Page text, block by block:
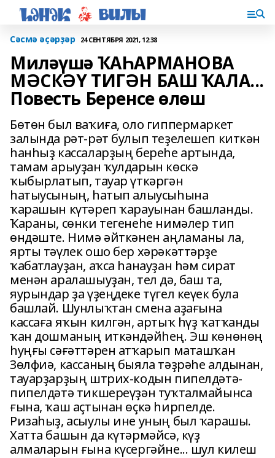
Сәсмә әҫәрҙәр 24 СЕНТЯБРЯ 2021, 12:38
Миләүшә ҠАҺАРМАНОВА
МӘСКӘҮ ТИГӘН БАШ ҠАЛА...
Повесть Беренсе өлөш
Бөтөн был ваҡиға, оло гиппермаркет
залында рәт-рәт булып теҙелешеп киткән
һанһыҙ кассаларҙың береһе артында,
тамам арыуҙан ҡулдарын көскә
ҡыбырлатып, тауар үткәргән
һатыусының, һатып алыусыһына
ҡарашын күтәреп ҡарауынан башланды.
Ҡараны, сөнки тегенеһе нимәлер тип
өндәште. Нимә әйткәнен аңламаны ла,
ярты тәүлек ошо бер хәрәкәттәрҙе
ҡабатлауҙан, аҡса һанауҙан һәм сират
менән аралашыуҙан, тел дә, баш та,
яурындар ҙа үҙеңдеке түгел кеүек була
башлай. Шунлыҡтан смена аҙағына
кассаға яҡын килгән, артыҡ һүҙ ҡатҡанды
ҡан дошманың иткәндәйһең. Эш көнөнөң
һуңғы сәғәттәрен атҡарып маташҡан
Зөлфиә, кассаның быяла тәҙрәһе алдынан,
тауарҙарҙың штрих-кодын пипелдәтә-
пипелдәтә тикшереүҙән туҡталмайынса
ғына, ҡаш аҫтынан өҫкә һирпелде.
Ризаһыҙ, асыулы ине уның был ҡарашы.
Хатта башын да күтәрмәйсә, күҙ
алмаларын ғына күсергәйне... шул килеш